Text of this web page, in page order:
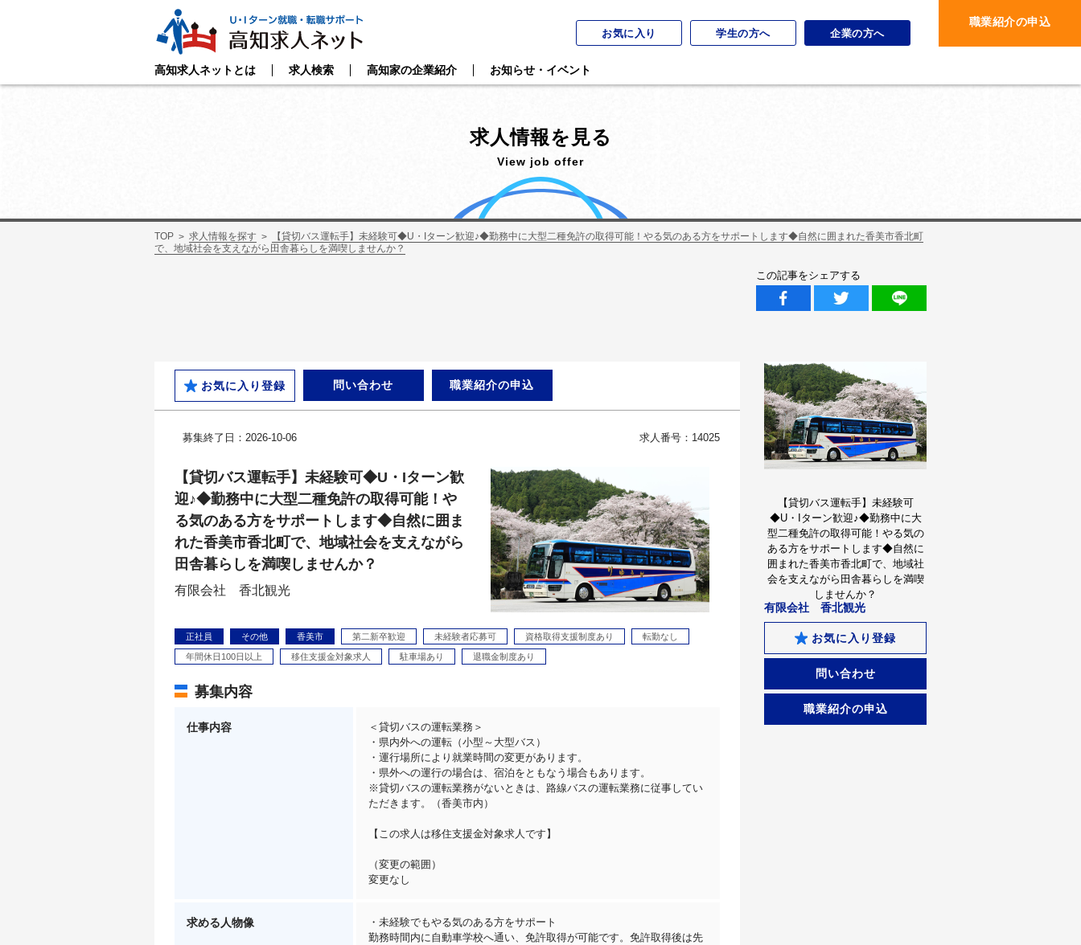
お気に入り 学生の方へ 企業の方へ
職業紹介の申込
高知求人ネットとは 求人検索 高知家の企業紹介 お知らせ・イベント
求人情報を見る
View job offer
TOP 求人情報を探す
【貸切バス運転手】未経験可◆U・Iターン歓迎♪◆勤務中に大型二種免許の取得可能！やる気のある方をサポートします◆自然に囲まれた香美市香北町
で、地域社会を支えながら田舎暮らしを満喫しませんか？
この記事をシェアする
お気に入り登録 問い合わせ 職業紹介の申込
募集終了日：2026-10-06 求人番号：14025
【貸切バス運転手】未経験可◆U・Iターン歓
迎♪◆勤務中に大型二種免許の取得可能！や
る気のある方をサポートします◆自然に囲ま
れた香美市香北町で、地域社会を支えながら
田舎暮らしを満喫しませんか？
有限会社 香北観光
正社員 その他 香美市 第二新卒歓迎 未経験者応募可 資格取得支援制度あり 転勤なし
年間休日100日以上 移住支援金対象求人 駐車場あり 退職金制度あり
募集内容
仕事内容
＜貸切バスの運転業務＞
・県内外への運転（小型～大型バス）
・運行場所により就業時間の変更があります。
・県外への運行の場合は、宿泊をともなう場合もあります。
※貸切バスの運転業務がないときは、路線バスの運転業務に従事してい
ただきます。（香美市内）
【この求人は移住支援金対象求人です】
（変更の範囲）
変更なし
求める人物像
・未経験でもやる気のある方をサポート
勤務時間内に自動車学校へ通い、免許取得が可能です。免許取得後は先
【貸切バス運転手】未経験可
◆U・Iターン歓迎♪◆勤務中に大
型二種免許の取得可能！やる気の
ある方をサポートします◆自然に
囲まれた香美市香北町で、地域社
会を支えながら田舎暮らしを満喫
しませんか？
有限会社 香北観光
お気に入り登録
問い合わせ
職業紹介の申込